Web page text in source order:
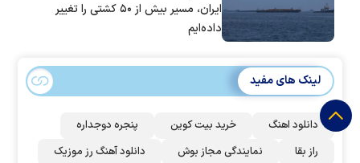
ایران، مسیر بیش از ۵۰ کشتی را تغییر
داده‌ایم
لینک های مفید
دانلود اهنگ خرید بیت کوین
پنجره دوجداره
راز بقا
نمایندگی مجاز بوش دانلود آهنگ رز‌ موزیک